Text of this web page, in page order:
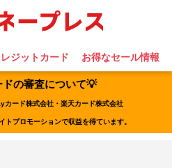
ジットカード お得なセール情報
の審査について💡
カード株式会社・楽天カード株式会社
トプロモーションで収益を得ています。